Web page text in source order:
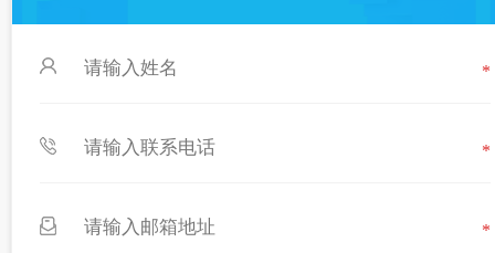
*
*
*